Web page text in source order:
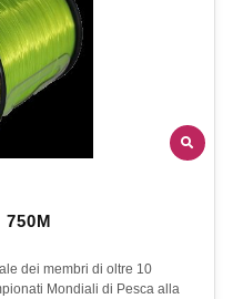
dei membri di oltre 10
Mondiali di Pesca alla